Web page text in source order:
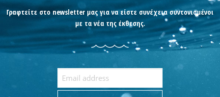
Γραφτείτε στο newsletter μας για να είστε συνέχεια συντονισμένοι
με τα νέα της έκθεσης.